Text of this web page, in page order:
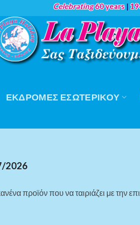
Celebrating60 years |
ΕΚΔΡΟΜΈΣ ΕΣΩΤΕΡΙΚΟΎ
2026
προϊόν που να ταιριάζει με την